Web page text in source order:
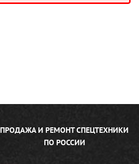
ПРОДАЖА И РЕМОНТСПЕЦТЕХНИКИ
ПО РОССИИ